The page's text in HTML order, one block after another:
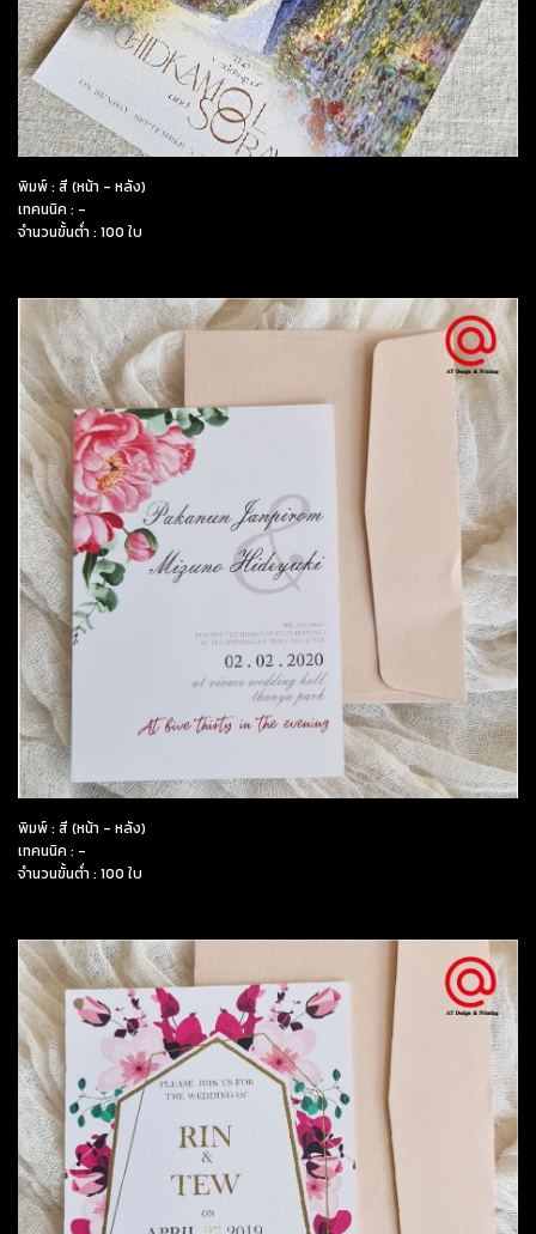
พิมพ์ : สี (หน้า - หลัง)
เทคนนิค : -
จำนวนขั้นต่ำ : 100 ใบ
พิมพ์ : สี (หน้า - หลัง)
เทคนนิค : -
จำนวนขั้นต่ำ : 100 ใบ